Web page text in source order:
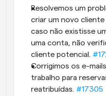
Resolvemos um
criar um novo
caso não existisse
uma conta, não
cliente potencial.
Corrigimos os e-
trabalho para
reatribuídas. #17305